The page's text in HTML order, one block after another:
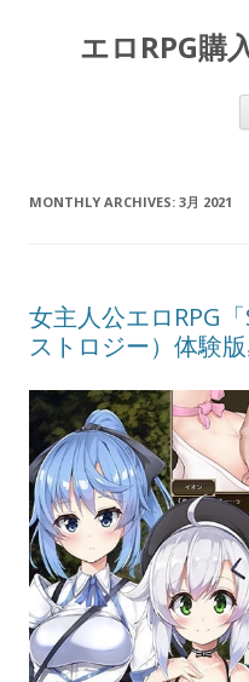
エロRPG購
MONTHLY ARCHIVES: 3月 2021
女主人公エロRPG
ストロジー）体験